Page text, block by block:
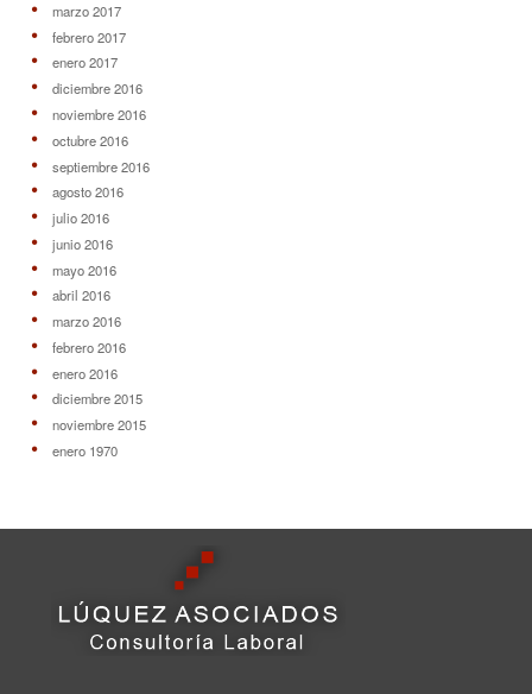
marzo 2017
febrero 2017
enero 2017
diciembre 2016
noviembre 2016
octubre 2016
septiembre 2016
agosto 2016
julio 2016
junio 2016
mayo 2016
abril 2016
marzo 2016
febrero 2016
enero 2016
diciembre 2015
noviembre 2015
enero 1970